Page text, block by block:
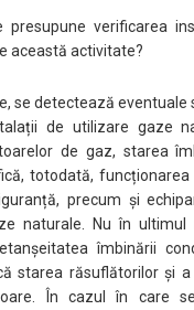
verificarea
această activitate?
se detectează eventuale
de utilizare gaze
de gaz, starea
totodată, funcționarea
precum și
naturale. Nu în ultimul
îmbinării
starea răsuflătorilor și a
În cazul în care